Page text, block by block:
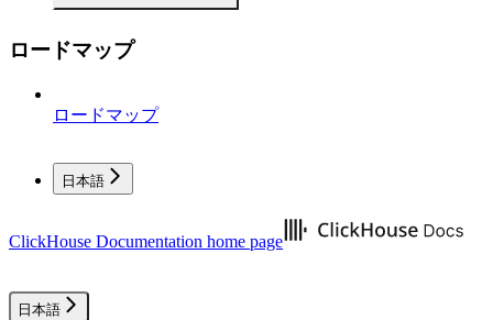
ロードマップ
ロードマップ
日本語
ClickHouse Documentation home page
日本語